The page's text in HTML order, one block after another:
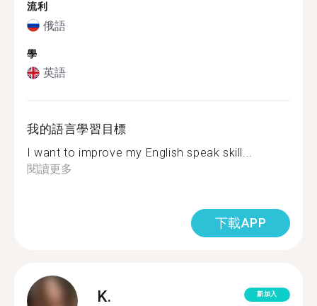
流利
俄語
學
英語
我的語言學習目標
I want to improve my English speak skill...
閱讀更多
下載APP
K. 新加入